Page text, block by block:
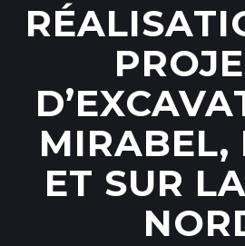
MIRABEL,
ET SUR